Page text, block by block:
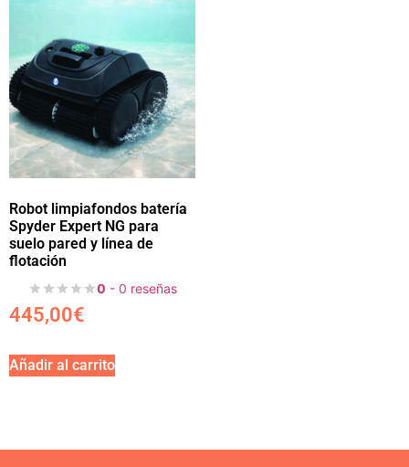
Robot limpiafondos batería
Spyder Expert NG para
suelo pared y línea de
flotación
0 - 0 reseñas
445,00€
Añadir al carrito